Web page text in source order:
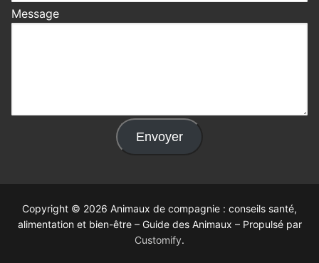
Message
Envoyer
Copyright © 2026 Animaux de compagnie : conseils santé,
alimentation et bien-être – Guide des Animaux – Propulsé par
Customify.